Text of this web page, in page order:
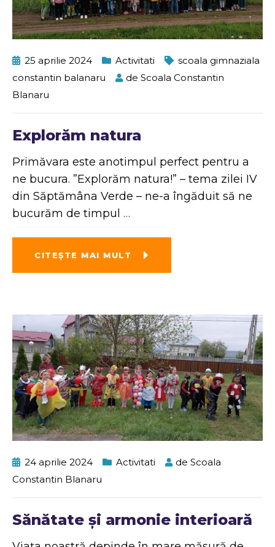
25 aprilie 2024 Activitati
scoala gimnaziala
constantin balanaru
de Scoala Constantin
Blanaru
Explorăm natura
Primăvara este anotimpul perfect pentru a
ne bucura. ”Explorăm natura!” – tema zilei IV
din Săptămâna Verde – ne-a îngăduit să ne
bucurăm de timpul …
CITEŞTE MAI MULT
24 aprilie 2024 Activitati de Scoala
Constantin Blanaru
Sănătate și armonie interioară